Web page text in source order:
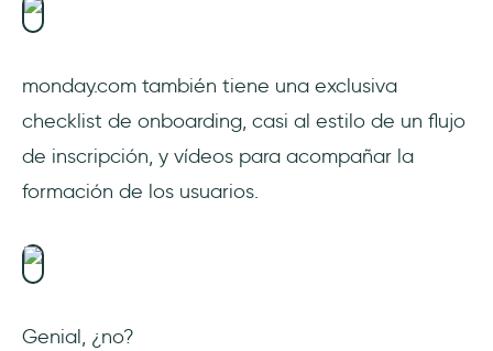
monday.com también tiene una exclusiva
checklist de onboarding, casi al estilo de un flujo
de inscripción, y vídeos para acompañar la
formación de los usuarios.
Genial, ¿no?